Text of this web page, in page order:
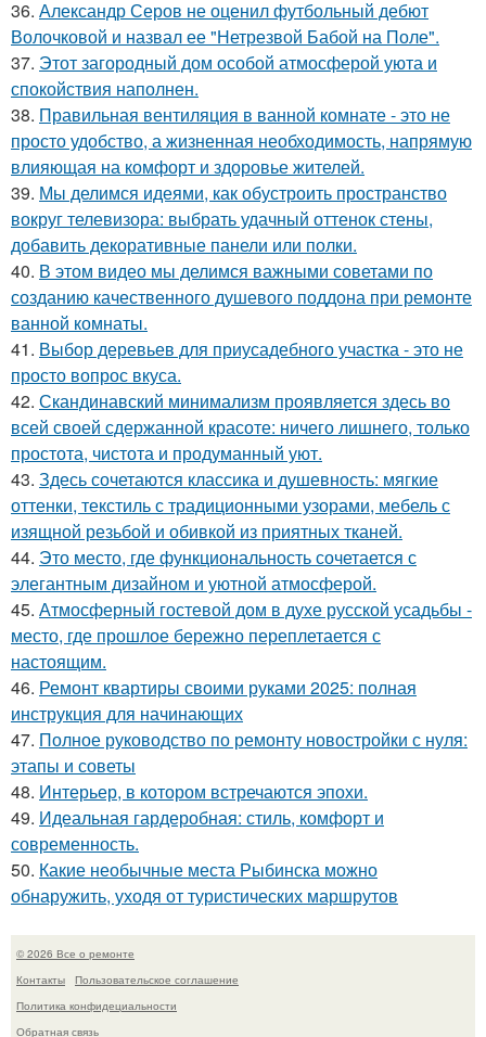
36. Александр Серов не оценил футбольный дебют
Волочковой и назвал ее "Нетрезвой Бабой на Поле".
37. Этот загородный дом особой атмосферой уюта и
спокойствия наполнен.
38. Правильная вентиляция в ванной комнате - это не
просто удобство, а жизненная необходимость, напрямую
влияющая на комфорт и здоровье жителей.
39. Мы делимся идеями, как обустроить пространство
вокруг телевизора: выбрать удачный оттенок стены,
добавить декоративные панели или полки.
40. В этом видео мы делимся важными советами по
созданию качественного душевого поддона при ремонте
ванной комнаты.
41. Выбор деревьев для приусадебного участка - это не
просто вопрос вкуса.
42. Скандинавский минимализм проявляется здесь во
всей своей сдержанной красоте: ничего лишнего, только
простота, чистота и продуманный уют.
43. Здесь сочетаются классика и душевность: мягкие
оттенки, текстиль с традиционными узорами, мебель с
изящной резьбой и обивкой из приятных тканей.
44. Это место, где функциональность сочетается с
элегантным дизайном и уютной атмосферой.
45. Атмосферный гостевой дом в духе русской усадьбы -
место, где прошлое бережно переплетается с
настоящим.
46. Ремонт квартиры своими руками 2025: полная
инструкция для начинающих
47. Полное руководство по ремонту новостройки с нуля:
этапы и советы
48. Интерьер, в котором встречаются эпохи.
49. Идеальная гардеробная: стиль, комфорт и
современность.
50. Какие необычные места Рыбинска можно
обнаружить, уходя от туристических маршрутов
© 2026 Все о ремонте
Контакты
Пользовательское соглашение
Политика конфидециальности
Обратная связь